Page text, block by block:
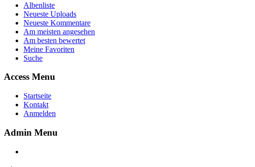
Albenliste
Neueste Uploads
Neueste Kommentare
Am meisten angesehen
Am besten bewertet
Meine Favoriten
Suche
Access Menu
Startseite
Kontakt
Anmelden
Admin Menu